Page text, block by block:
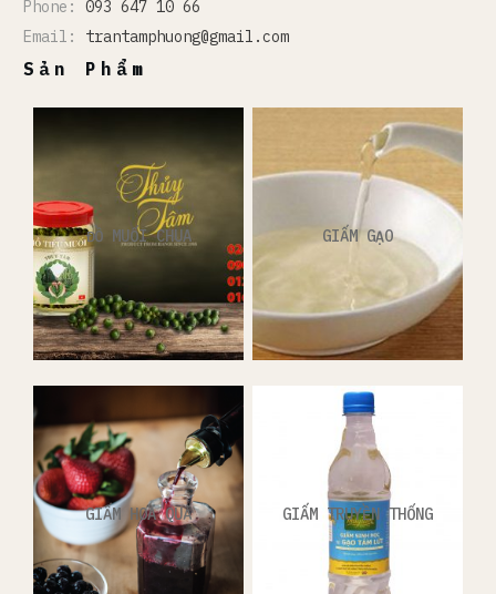
Phone: 093 647 10 66
Email: trantamphuong@gmail.com
Sản Phẩm
ĐỒ MUỐI CHUA GIẤM GẠO
GIẤM HOA QUẢ GIẤM TRUYỀN THỐNG